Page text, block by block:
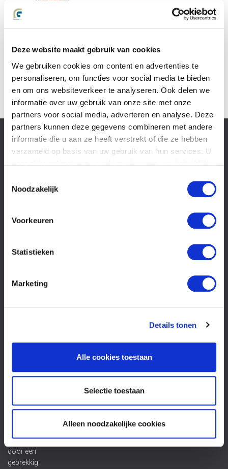
Deze website maakt gebruik van cookies
We gebruiken cookies om content en advertenties te
personaliseren, om functies voor social media te bieden
en om ons websiteverkeer te analyseren. Ook delen we
informatie over uw gebruik van onze site met onze
partners voor social media, adverteren en analyse. Deze
partners kunnen deze gegevens combineren met andere
informatie die u aan ze heeft verstrekt of die ze hebben
verzameld op basis van uw gebruik van hun services. U
Noodzakelijk
Voorkeuren
Statistieken
Marketing
Details tonen
Alle cookies toestaan
Selectie toestaan
Alleen noodzakelijke cookies
jgroot@letselschade.com
Slachtoffer van
letselschade
letselschadeproces
Second
FAQ
Oorzaken
bedrijfsongeval
beroepsziekte
Letselschade
door een
gebrekkig